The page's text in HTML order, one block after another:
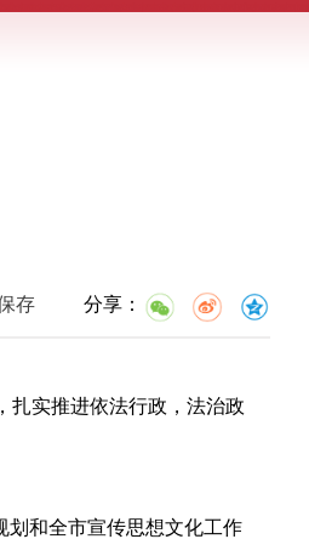
存 分享：
扎实推进依法行政，法治政
划和全市宣传思想文化工作